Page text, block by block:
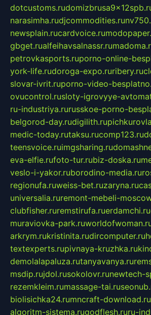
dotcustoms.ru
narasimha.rudjcommodities.ru
newsplain.rucardvoice.ru
gbget.rualfeihavsalnassr.ru
petrovkasports.ruporno-online-
york-life.rudoroga-expo.ruribery.ru
slovar-ivrit.ruporno-video-
ovucontrol.rusloty-igrovyye-
ru-industriya.rurusskoe-porno-
belgorod-day.rudigilith.ru
medic-today.rutaksu.rucomp123.ru
teensvoice.ruimgsharing.ru
eva-elfie.rufoto-tur.rubiz-doska.ru
veslo-i-yakor.ruborodino-media.ru
regionufa.ruweiss-bet.ruzaryna.ru
universalia.ruremont-mebeli-
clubfisher.ruremstirufa.ruerdamchi.ru
muraviovka-park.ru
arkrym.rukristinita.rudircomputer.ru
textexperts.rupivnaya-kruzhka.ru
demolalapaluza.rutanyavanya.ru
msdip.rujdol.rusokolovr.runewtech-
rezemkleim.rumassage-tai.ru
biolisichka24.rumncraft-download.ru
algoritm-sistema.rugodflesh.ruru-